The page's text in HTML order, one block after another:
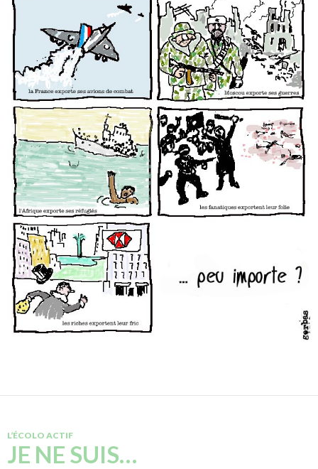
L’ÉCOLO ACTIF
JE NE SUIS…